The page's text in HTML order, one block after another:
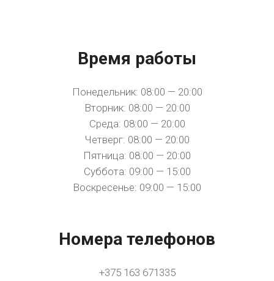
Время работы
Понедельник: 08:00 — 20:00
Вторник: 08:00 — 20:00
Среда: 08:00 — 20:00
Четверг: 08:00 — 20:00
Пятница: 08:00 — 20:00
Суббота: 09:00 — 15:00
Воскресенье: 09:00 — 15:00
Номера телефонов
+375 163 671335